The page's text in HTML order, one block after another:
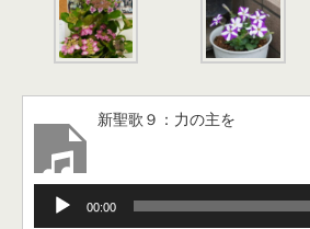
新聖歌９：力の主を
00:00